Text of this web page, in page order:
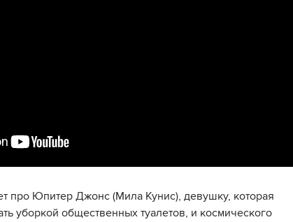
про Юпитер Джонс (Мила Кунис), девушку, которая
уборкой общественных туалетов, и космического